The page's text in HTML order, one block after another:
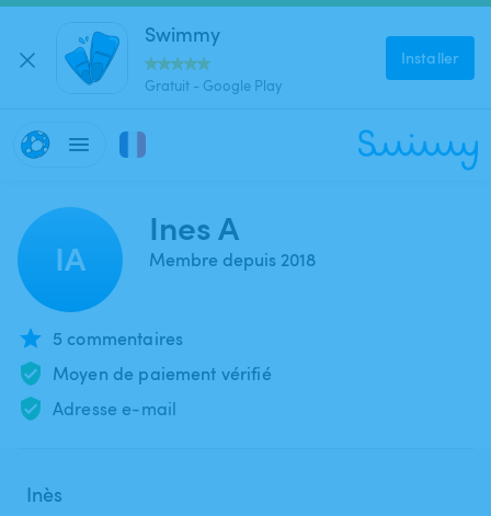
Swimmy
Gratuit - Google Play
Installer
IA
Ines A
Membre depuis 2018
5 commentaires
Moyen de paiement vérifié
Adresse e-mail
Inès